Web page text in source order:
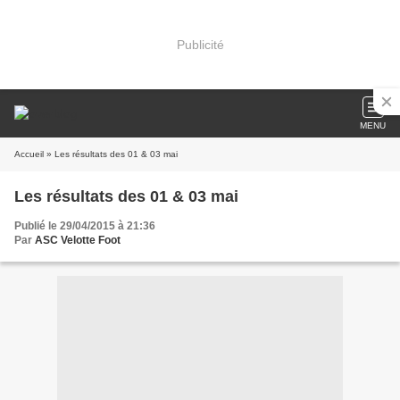
Publicité
MENU
Accueil » Les résultats des 01 & 03 mai
Les résultats des 01 & 03 mai
Publié le 29/04/2015 à 21:36
Par ASC Velotte Foot